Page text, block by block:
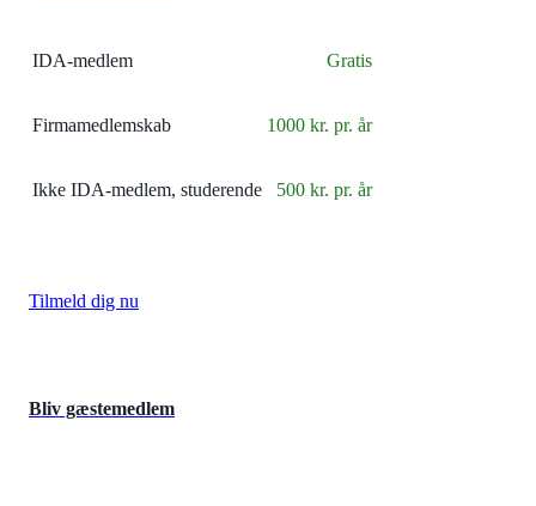
IDA-medlem Gratis
Firmamedlemskab 1000 kr. pr. år
Ikke IDA-medlem, studerende 500 kr. pr. år
Tilmeld dig nu
Bliv gæstemedlem